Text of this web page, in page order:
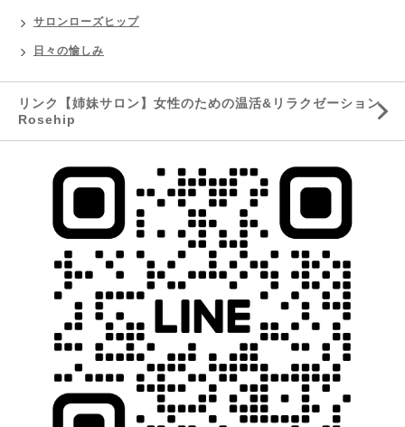
サロンローズヒップ
日々の愉しみ
リンク【姉妹サロン】女性のための温活&リラクゼーション
Rosehip